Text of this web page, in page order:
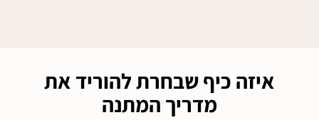
איזה כיף שבחרת להוריד את
מדריך המתנה